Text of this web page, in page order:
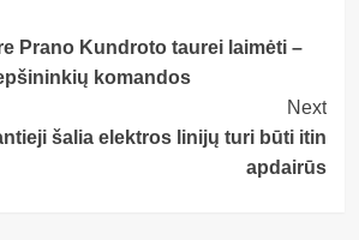
Prano Kundroto taurei laimėti –
komandos
Next
šalia elektros linijų turi būti itin
apdairūs